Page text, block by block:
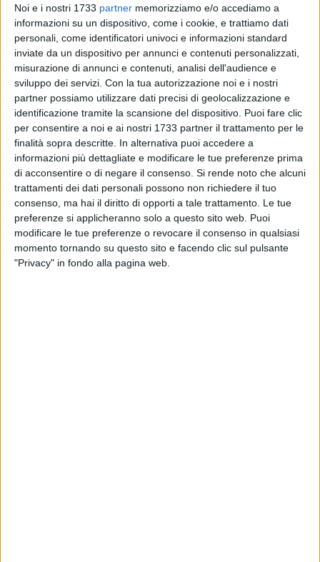
Noi e i nostri 1733 partner memorizziamo e/o accediamo a
informazioni su un dispositivo, come i cookie, e trattiamo dati
personali, come identificatori univoci e informazioni standard
inviate da un dispositivo per annunci e contenuti personalizzati,
misurazione di annunci e contenuti, analisi dell'audience e
sviluppo dei servizi. Con la tua autorizzazione noi e i nostri
partner possiamo utilizzare dati precisi di geolocalizzazione e
identificazione tramite la scansione del dispositivo. Puoi fare clic
per consentire a noi e ai nostri 1733 partner il trattamento per le
finalità sopra descritte. In alternativa puoi accedere a
informazioni più dettagliate e modificare le tue preferenze prima
di acconsentire o di negare il consenso. Si rende noto che alcuni
trattamenti dei dati personali possono non richiedere il tuo
consenso, ma hai il diritto di opporti a tale trattamento. Le tue
preferenze si applicheranno solo a questo sito web. Puoi
modificare le tue preferenze o revocare il consenso in qualsiasi
momento tornando su questo sito e facendo clic sul pulsante
"Privacy" in fondo alla pagina web.
gastronomica di qualità fuori dalle rotte più scontate e fare
dellaperiferiaun luogo capace di attrarre famiglie, giovani,
appassionati di pizza e clienti abituali.
La filosofia del locale si muove proprio in questa direzione.
Non soltanto servire una pizza, ma costruire un'abitudine
positiva, un riferimento quotidiano, un posto riconoscibile in
cui tornare. Una presenza che nel tempo ha contribuito a
dare nuova centralità a una parte di Barletta troppo spesso
considerata marginale.
Pronto Pizza La Bettola opera oggi in via Vito Antonio
Lattanzio 2 , a Barletta, e racconta già dalla propria presenza
online un'identità fatta di attenzione al prodotto, servizio e
rapporto con il territorio. Sul sito ufficiale, l'attività si
presenta come una pizzeria che punta su piatti di alta